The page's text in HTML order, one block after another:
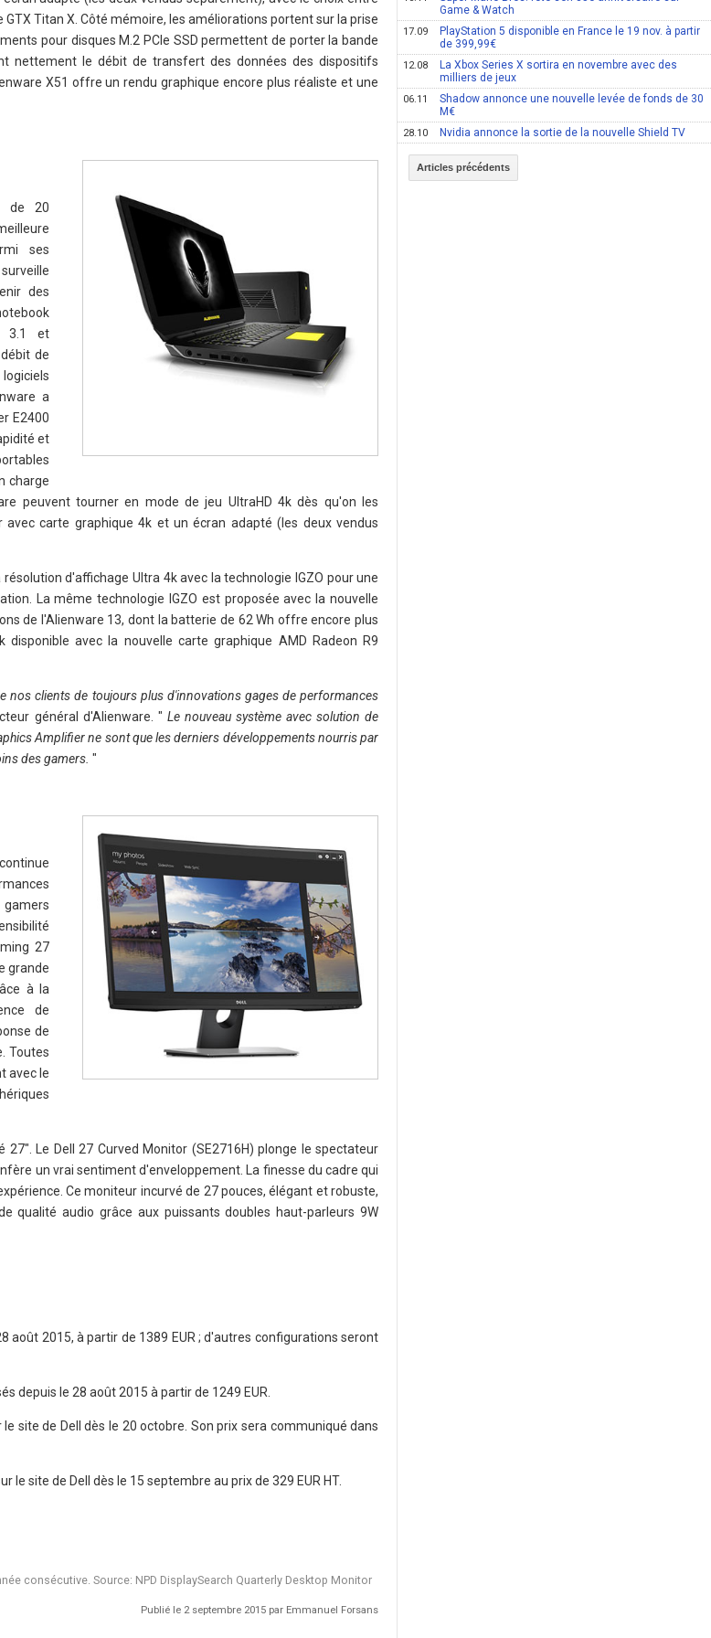
GTX Titan X. Côté mémoire, les améliorations portent sur la prise
pour disques M.2 PCIe SSD permettent de porter la bande
nettement le débit de transfert des données des dispositifs
X51 offre un rendu graphique encore plus réaliste et une
de 20
ses
des
3.1 et
de
a
E2400
et
charge
peuvent tourner en mode de jeu UltraHD 4k dès qu'on les
carte graphique 4k et un écran adapté (les deux vendus
d'affichage Ultra 4k avec la technologie IGZO pour une
La même technologie IGZO est proposée avec la nouvelle
de l'Alienware 13, dont la batterie de 62 Wh offre encore plus
avec la nouvelle carte graphique AMD Radeon R9
nos clients de toujours plus d'innovations gages de performances
général d'Alienware. " Le nouveau système avec solution de
Amplifier ne sont que les derniers développements nourris par
des gamers. "
27
grande
à la
de
de
Toutes
avec le
Le Dell 27 Curved Monitor (SE2716H) plonge le spectateur
un vrai sentiment d'enveloppement. La finesse du cadre qui
Ce moniteur incurvé de 27 pouces, élégant et robuste,
qualité audio grâce aux puissants doubles haut-parleurs 9W
août 2015, à partir de 1389 EUR ; d'autres configurations seront
depuis le 28 août 2015 à partir de 1249 EUR.
site de Dell dès le 20 octobre. Son prix sera communiqué dans
le site de Dell dès le 15 septembre au prix de 329 EUR HT.
consécutive. Source: NPD DisplaySearch Quarterly Desktop Monitor
Publié le 2 septembre 2015 par Emmanuel Forsans
Game & Watch
17.09
PlayStation 5 disponible en France le 19 nov. à partir
de 399,99€
12.08
La Xbox Series X sortira en novembre avec des
milliers de jeux
06.11
Shadow annonce une nouvelle levée de fonds de 30
M€
28.10 Nvidia annonce la sortie de la nouvelle Shield TV
Articles précédents